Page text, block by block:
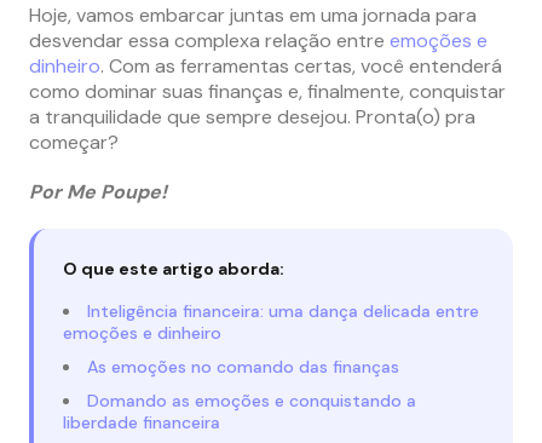
Hoje, vamos embarcar juntas em uma jornada para
desvendar essa complexa relação entre emoções e
dinheiro. Com as ferramentas certas, você entenderá
como dominar suas finanças e, finalmente, conquistar
a tranquilidade que sempre desejou. Pronta(o) pra
começar?
Por Me Poupe!
O que este artigo aborda:
Inteligência financeira: uma dança delicada entre
emoções e dinheiro
As emoções no comando das finanças
Domando as emoções e conquistando a
liberdade financeira